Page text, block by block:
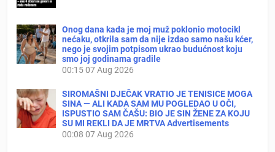
Onog dana kada je moj muž poklonio motocikl
nećaku, otkrila sam da nije izdao samo našu kćer,
nego je svojim potpisom ukrao budućnost koju
smo joj godinama gradile
00:1507 Aug 2026
SIROMAŠNI DJEČAK VRATIO JE TENISICE MOGA
SINA — ALI KADA SAM MU POGLEDAO U OČI,
ISPUSTIO SAM ČAŠU: BIO JE SIN ŽENE ZA KOJU
SU MI REKLI DA JE MRTVA Advertisements
00:08 07 Aug 2026